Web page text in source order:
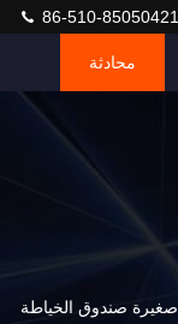
86-510-85050421
محادثة
صندوق الخياطة